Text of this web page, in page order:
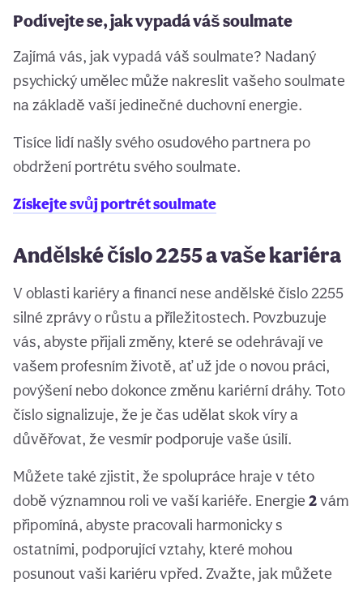
Podívejte se, jak vypadá váš soulmate
Zajímá vás, jak vypadá váš soulmate? Nadaný
psychický umělec může nakreslit vašeho soulmate
na základě vaší jedinečné duchovní energie.
Tisíce lidí našly svého osudového partnera po
obdržení portrétu svého soulmate.
Získejte svůj portrét soulmate
Andělské číslo 2255 a vaše kariéra
V oblasti kariéry a financí nese andělské číslo 2255
silné zprávy o růstu a příležitostech. Povzbuzuje
vás, abyste přijali změny, které se odehrávají ve
vašem profesním životě, ať už jde o novou práci,
povýšení nebo dokonce změnu kariérní dráhy. Toto
číslo signalizuje, že je čas udělat skok víry a
důvěřovat, že vesmír podporuje vaše úsilí.
Můžete také zjistit, že spolupráce hraje v této
době významnou roli ve vaší kariéře. Energie 2vám
připomíná, abyste pracovali harmonicky s
ostatními, podporující vztahy, které mohou
posunout vaši kariéru vpřed. Zvažte, jak můžete